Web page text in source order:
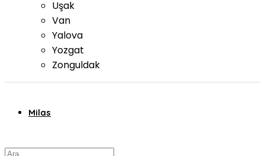
Uşak
Van
Yalova
Yozgat
Zonguldak
Milas